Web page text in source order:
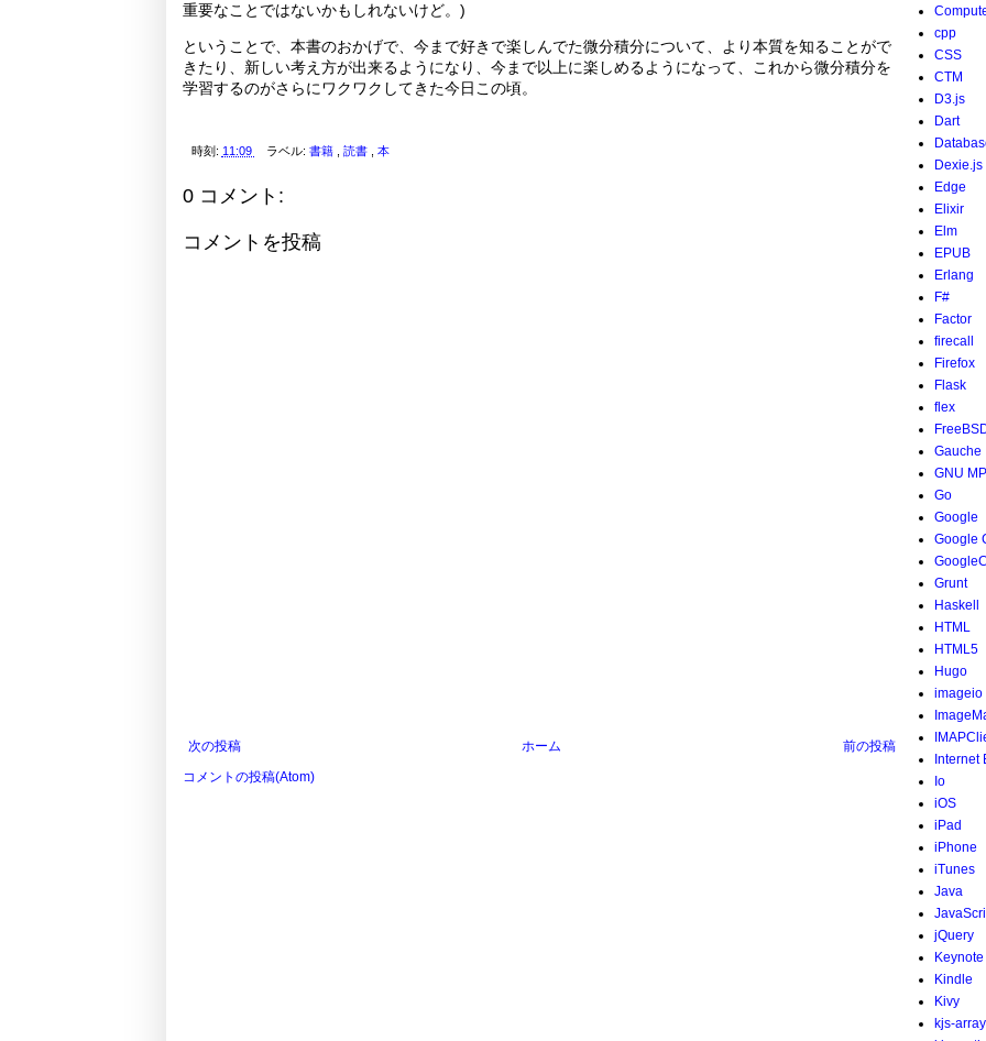
重要なことではないかもしれないけど。)
ということで、本書のおかげで、今まで好きで楽しんでた微分積分について、より本質を知ることがで
きたり、新しい考え方が出来るようになり、今まで以上に楽しめるようになって、これから微分積分を
学習するのがさらにワクワクしてきた今日この頃。
時刻: 11:09 ラベル:書籍 ,読書 ,本
0 コメント:
コメントを投稿
次の投稿 前の投稿
ホーム
コメントの投稿(Atom)
cpp
CSS
CTM
D3.js
Dart
Dexie.js
Edge
Elixir
Elm
EPUB
Erlang
F#
Factor
firecall
Firefox
Flask
flex
Gauche
GNU
Go
Google
Google
Grunt
Haskell
HTML
HTML5
Hugo
imageio
Internet
Io
iOS
iPad
iPhone
iTunes
Java
jQuery
Keynote
Kindle
Kivy
kjs-array